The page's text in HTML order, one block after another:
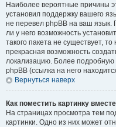
Наиболее вероятные причины
установил поддержку вашего
не перевел phpBB на ваш язык.
ли у него возможность
такого пакета не существует,
прекрасная возможность
локализацию. Более
phpBB (ссылка на него
Вернуться наверх
Как поместить картинку
На страницах просмотра тем
картинки. Одно из них может